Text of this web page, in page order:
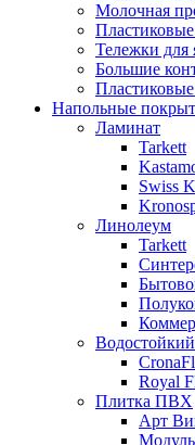
Молочная
Тележки для
Большие
Напольные
Ламинат
Tarkett
Swiss
Линолеум
Tarkett
Royal
Плитка ПВХ
Арт